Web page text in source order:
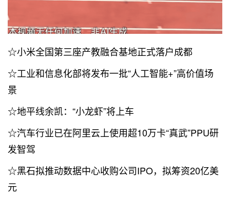
☆小米全国第三座产教融合基地正式落户成都
☆工业和信息化部将发布一批“人工智能+”高价值场
景
☆地平线余凯：“小龙虾”将上车
☆汽车行业已在阿里云上使用超10万卡“真武”PPU研
发智驾
☆黑石拟推动数据中心收购公司IPO，拟筹资20亿美
元